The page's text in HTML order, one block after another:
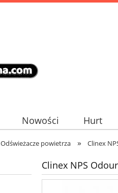
Nowości Hurt
Odświeżacze powietrza » Clinex
Clinex NPS